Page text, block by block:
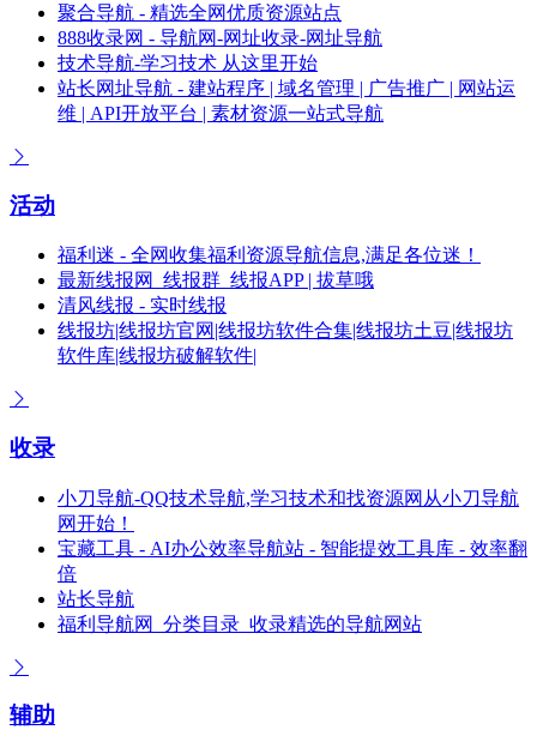
聚合导航 - 精选全网优质资源站点
888收录网 - 导航网-网址收录-网址导航
技术导航-学习技术 从这里开始
站长网址导航 - 建站程序 | 域名管理 | 广告推广 | 网站运
维 | API开放平台 | 素材资源一站式导航
活动
福利迷 - 全网收集福利资源导航信息,满足各位迷！
最新线报网_线报群_线报APP | 拔草哦
清风线报 - 实时线报
线报坊|线报坊官网|线报坊软件合集|线报坊土豆|线报坊
软件库|线报坊破解软件|
收录
小刀导航-QQ技术导航,学习技术和找资源网从小刀导航
网开始！
宝藏工具 - AI办公效率导航站 - 智能提效工具库 - 效率翻
倍
站长导航
福利导航网_分类目录_收录精选的导航网站
辅助